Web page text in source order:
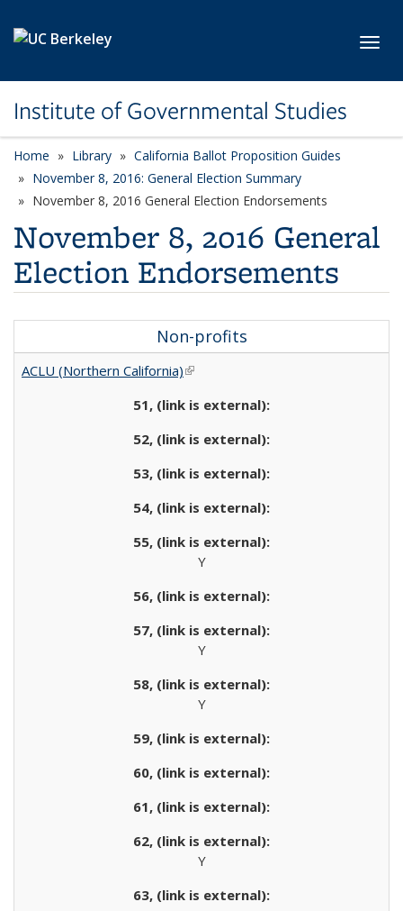
Institute of Governmental Studies
Home Library
California Ballot Proposition Guides
November 8, 2016: General Election Summary
November 8, 2016 General Election Endorsements
November 8, 2016 General
Election Endorsements
Non-profits
ACLU (Northern California)(link is external)
Y
Y
Y
Y